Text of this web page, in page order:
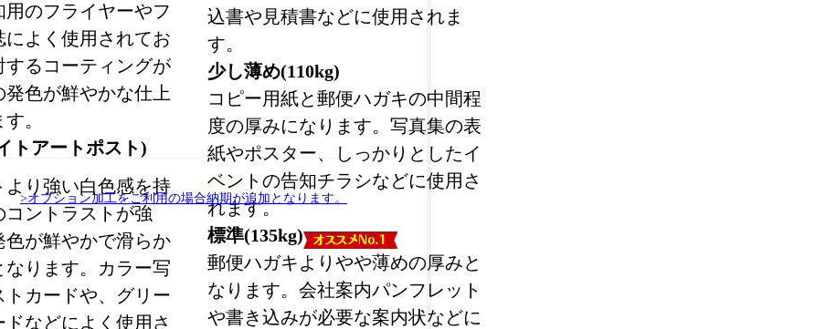
用のフライヤーやフ
によく使用されてお
するコーティングが
色が鮮やかな仕上
。
トアートポスト)
より強い白色感を持
コントラストが強
色が鮮やかで滑らか
なります。カラー写
トカードや、グリー
などによく使用さ
込書や見積書などに使用されま
す。
少し薄め(110kg)
コピー用紙と郵便ハガキの中間程
度の厚みになります。写真集の表
紙やポスター、しっかりとしたイ
ベントの告知チラシなどに使用さ
れます。
標準(135kg)
郵便ハガキよりやや薄めの厚みと
なります。会社案内パンフレット
や書き込みが必要な案内状などに
>オプション加工をご利用の場合納期が追加となります。